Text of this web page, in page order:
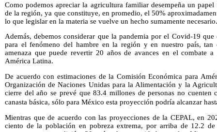
Como podemos apreciar la agricultura familiar desempeña un
de la región, ya que constituye, en promedio, el 50%
lo que legislar en la materia se vuelve un hecho sumamente necesario.
Además, debemos considerar que la pandemia por el Covid-19
para el fenómeno del hambre en la región y en nuestro país,
amenaza que puede revertir 20 años de avances en el combate
América Latina.
De acuerdo con estimaciones de la Comisión Económica para
Organización de Naciones Unidas para la Alimentación y la
cierre del año se prevé que 83.4 millones de personas no cuenten
canasta básica, sólo para México esta proyección podría alcanzar
Mientras que de acuerdo con las proyecciones de la CEPAL, en
ciento de la población en pobreza extrema, por arriba de 12.2